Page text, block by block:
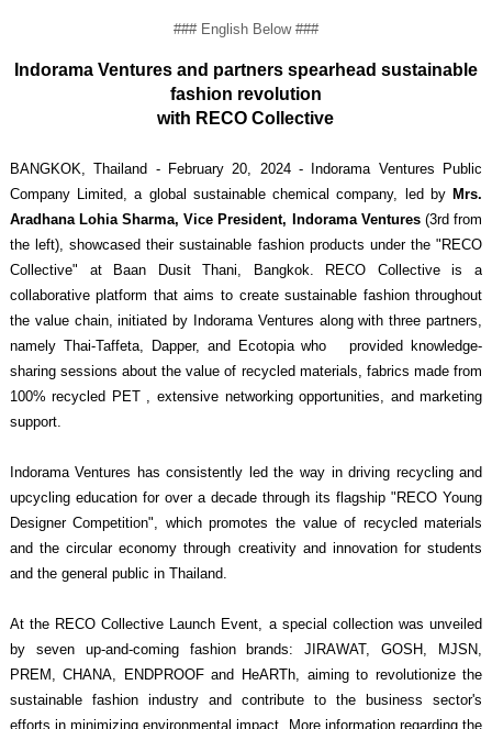
### English Below ###
Indorama Ventures and partners spearhead sustainable
fashion revolution
with RECO Collective
BANGKOK, Thailand - February 20, 2024 -
Indorama Ventures Public
Company Limited, a global sustainable chemical company, led by Mrs.
Aradhana Lohia Sharma, Vice President, Indorama Ventures(3rd from
the left), showcased their sustainable fashion products under the "RECO
Collective" at Baan Dusit Thani, Bangkok. RECO Collective is a
collaborative platform that aims to create sustainable fashion throughout
the value chain, initiated by Indorama Ventures along with three partners,
namely Thai-Taffeta, Dapper, and Ecotopia who provided knowledge-
sharing sessions about the value of recycled materials, fabrics made from
100% recycled PET , extensive networking opportunities, and marketing
support.
Indorama Ventures has consistently led the way in driving recycling and
upcycling education for over a decade through its flagship "RECO Young
Designer Competition", which promotes the value of recycled materials
and the circular economy through creativity and innovation for students
and the general public in Thailand.
At the RECO Collective Launch Event, a special collection was unveiled
by seven up-and-coming fashion brands: JIRAWAT, GOSH, MJSN,
PREM, CHANA, ENDPROOF and HeARTh, aiming to revolutionize the
sustainable fashion industry and contribute to the business sector's
efforts in minimizing environmental impact. More information regarding the